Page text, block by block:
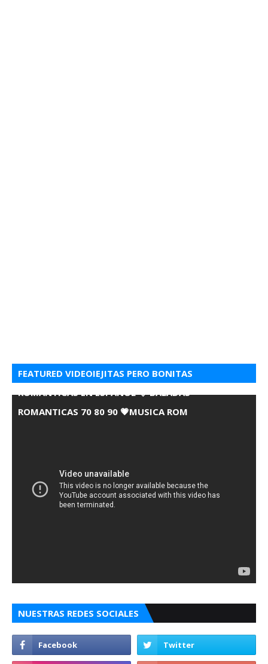
FEATURED VIDEOIEJITAS PERO BONITAS
ROMANTICAS EN ESPANOL 💘 BALADAS
ROMANTICAS 70 80 90 💗MUSICA ROM
NUESTRAS REDES SOCIALES